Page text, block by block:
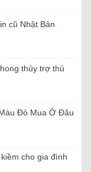
cũ Nhật Bản
thủy trợ thủ
Đỏ Mua Ở Đâu
cho gia đình